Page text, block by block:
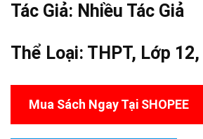
Tác Giả: Nhiều Tác Giả
Thể Loại: THPT, Lớp 12,
Mua Sách Ngay Tại SHOPEE